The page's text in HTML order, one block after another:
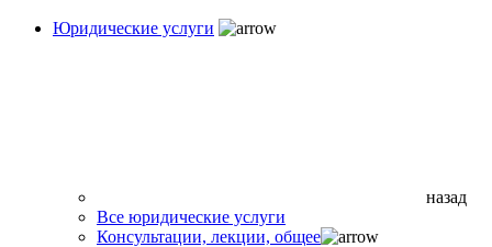
Юридические услуги
назад
Все юридические услуги
Консультации, лекции, общее